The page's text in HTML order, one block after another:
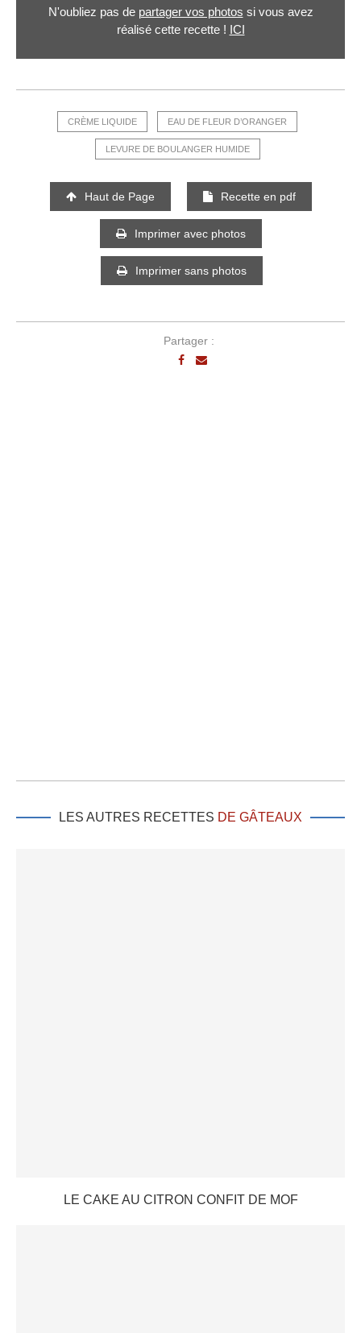
N'oubliez pas de partager vos photos si vous avez
réalisé cette recette ! ICI
CRÈME LIQUIDE EAU DE FLEUR D’ORANGER
LEVURE DE BOULANGER HUMIDE
Haut de Page Recette en pdf
Imprimer avec photos
Imprimer sans photos
Partager :
LES AUTRES RECETTES DE GÂTEAUX
LE CAKE AU CITRON CONFIT DE MOF